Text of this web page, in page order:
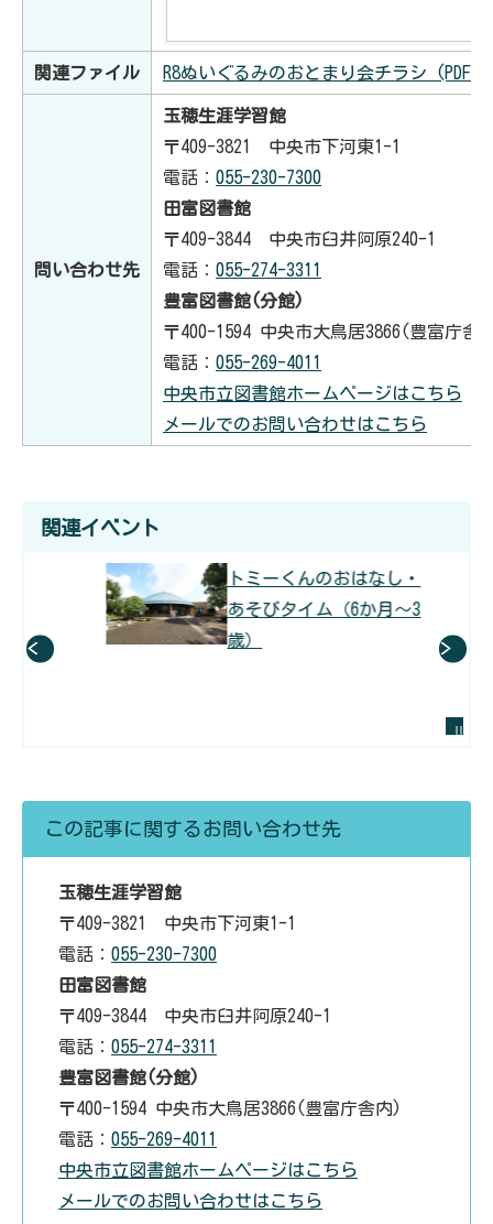
関連ファイル R8ぬいぐるみのおとまり会チラシ (PDF
問い合わせ先
玉穂生涯学習館
〒409-3821 中央市下河東1-1
電話： 055-230-7300
田富図書館
〒409-3844 中央市臼井阿原240-1
電話： 055-274-3311
豊富図書館(分館)
〒400-1594 中央市大鳥居3866(豊富庁舎
電話： 055-269-4011
中央市立図書館ホームページはこちら
メールでのお問い合わせはこちら
関連イベント
トミーくんのおはなし・
あそびタイム（6か月～3
歳）
前のスライドを表示
この記事に関するお問い合わせ先
玉穂生涯学習館
〒409-3821 中央市下河東1-1
電話： 055-230-7300
田富図書館
〒409-3844 中央市臼井阿原240-1
電話： 055-274-3311
豊富図書館(分館)
〒400-1594 中央市大鳥居3866(豊富庁舎内)
電話： 055-269-4011
中央市立図書館ホームページはこちら
メールでのお問い合わせはこちら